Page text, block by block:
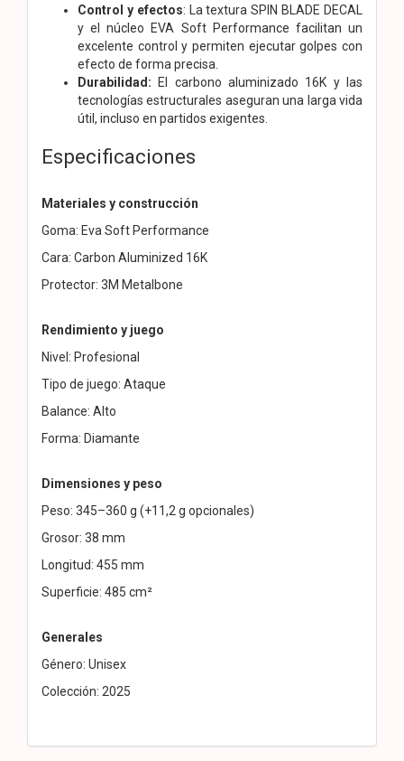
Control y efectos: La textura SPIN BLADE DECAL
y el núcleo EVA Soft Performance facilitan un
excelente control y permiten ejecutar golpes con
efecto de forma precisa.
Durabilidad: El carbono aluminizado 16K y las
tecnologías estructurales aseguran una larga vida
útil, incluso en partidos exigentes.
Especificaciones
Materiales y construcción
Goma: Eva Soft Performance
Cara: Carbon Aluminized 16K
Protector: 3M Metalbone
Rendimiento y juego
Nivel: Profesional
Tipo de juego: Ataque
Balance: Alto
Forma: Diamante
Dimensiones y peso
Peso: 345–360 g (+11,2 g opcionales)
Grosor: 38 mm
Longitud: 455 mm
Superficie: 485 cm²
Generales
Género: Unisex
Colección: 2025